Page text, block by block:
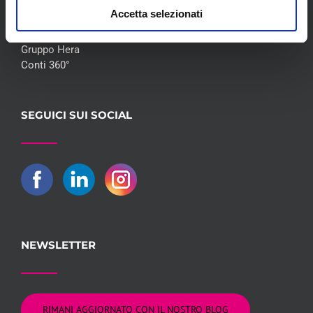
Accetta selezionati
Flotte Leasing
Gruppo Hera
Conti 360°
SEGUICI SUI SOCIAL
NEWSLETTER
RIMANI AGGIORNATO CON IL NOSTRO BLOG